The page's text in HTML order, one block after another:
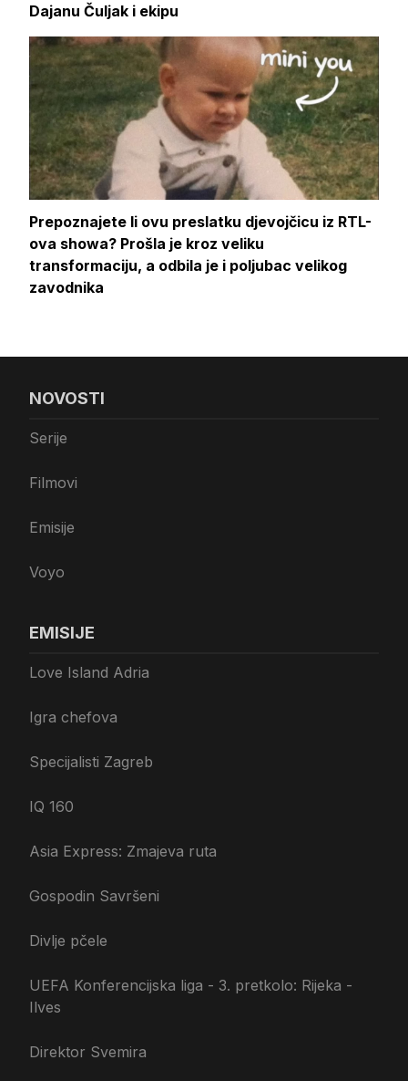
Dajanu Čuljak i ekipu
Prepoznajete li ovu preslatku djevojčicu iz RTL-
ova showa? Prošla je kroz veliku
transformaciju, a odbila je i poljubac velikog
zavodnika
NOVOSTI
Serije
Filmovi
Emisije
Voyo
EMISIJE
Love Island Adria
Igra chefova
Specijalisti Zagreb
IQ 160
Asia Express: Zmajeva ruta
Gospodin Savršeni
Divlje pčele
UEFA Konferencijska liga - 3. pretkolo: Rijeka -
Ilves
Direktor Svemira